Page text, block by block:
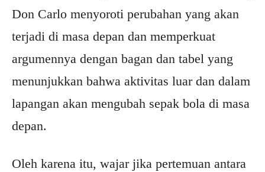
Don Carlo menyoroti perubahan yang akan
terjadi di masa depan dan memperkuat
argumennya dengan bagan dan tabel yang
menunjukkan bahwa aktivitas luar dan dalam
lapangan akan mengubah sepak bola di masa
depan.
Oleh karena itu, wajar jika pertemuan antara